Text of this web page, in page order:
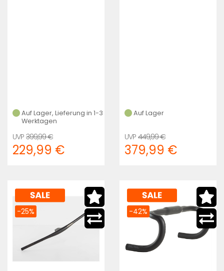
Auf Lager, Lieferung in 1-3
Werktagen
399,99 €
229,99 €
Auf Lager
449,99 €
379,99 €
-25% -42%